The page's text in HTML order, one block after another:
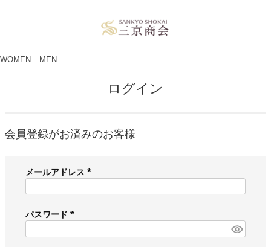
WOMEN MEN
ログイン
会員登録がお済みのお客様
メールアドレス
必
)
パスワード
必